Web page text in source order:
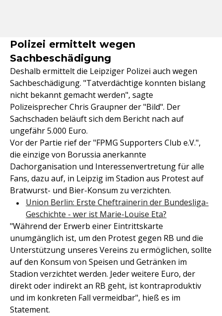
Polizei ermittelt wegen
Sachbeschädigung
Deshalb ermittelt die Leipziger Polizei auch wegen
Sachbeschädigung. "Tatverdächtige konnten bislang
nicht bekannt gemacht werden", sagte
Polizeisprecher Chris Graupner der "Bild". Der
Sachschaden beläuft sich dem Bericht nach auf
ungefähr 5.000 Euro.
Vor der Partie rief der "FPMG Supporters Club e.V.",
die einzige von Borussia anerkannte
Dachorganisation und Interessenvertretung für alle
Fans, dazu auf, in Leipzig im Stadion aus Protest auf
Bratwurst- und Bier-Konsum zu verzichten.
Union Berlin: Erste Cheftrainerin der Bundesliga-
Geschichte - wer ist Marie-Louise Eta?
"Während der Erwerb einer Eintrittskarte
unumgänglich ist, um den Protest gegen RB und die
Unterstützung unseres Vereins zu ermöglichen, sollte
auf den Konsum von Speisen und Getränken im
Stadion verzichtet werden. Jeder weitere Euro, der
direkt oder indirekt an RB geht, ist kontraproduktiv
und im konkreten Fall vermeidbar", hieß es im
Statement.